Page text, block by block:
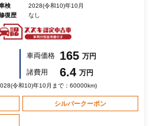
検
2028(令和10)年10月
復歴
なし
車両価格 165 万円
諸費用
6.4 万円
令和10)年10月まで：60000km)
シルバークーポン